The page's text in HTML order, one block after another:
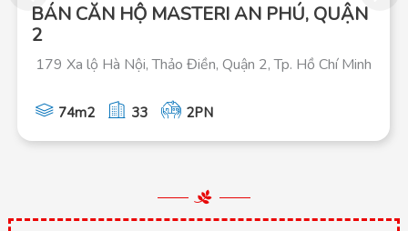
BÁN CĂN HỘ MASTERI AN PHÚ, QUẬN
2
179 Xa lộ Hà Nội, Thảo Điền, Quận 2, Tp. Hồ Chí Minh
74m2 33 2PN